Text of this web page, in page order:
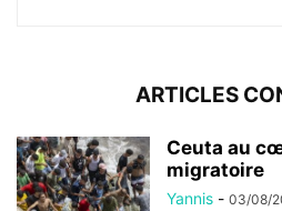
ARTICLES
Ceuta au
migratoire
Yannis - 03/08/